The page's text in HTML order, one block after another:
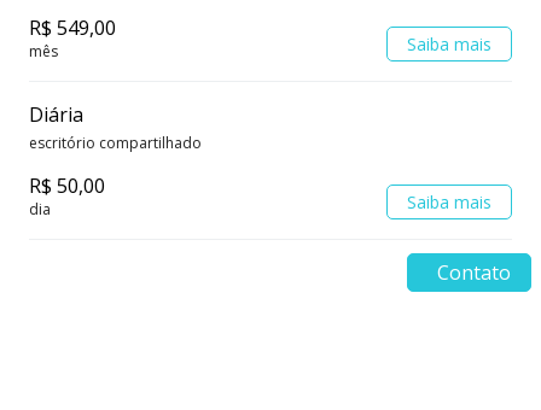
Contato
R$ 549,00
mês Saiba mais
Diária
escritório compartilhado
R$ 50,00
dia Saiba mais